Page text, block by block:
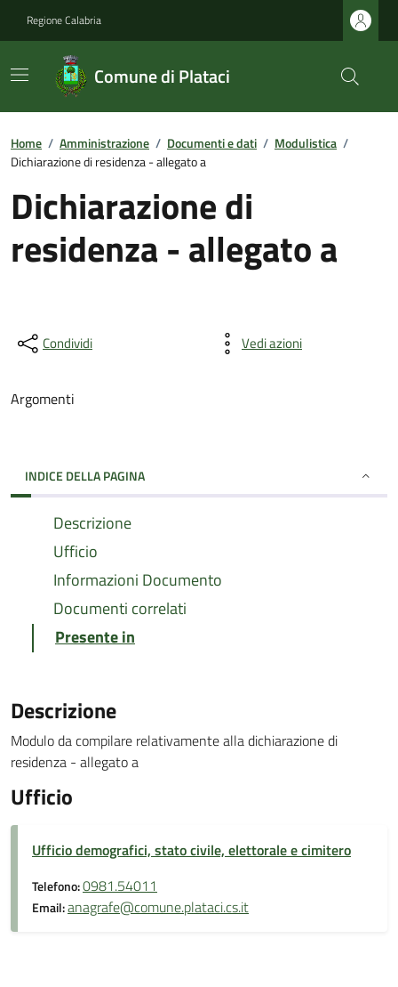
Regione Calabria
Comune di Plataci
Home / Amministrazione / Documenti e dati / Modulistica /
Dichiarazione di residenza - allegato a
Dichiarazione di
residenza - allegato a
Condividi Vedi azioni
Argomenti
INDICE DELLA PAGINA
Descrizione
Ufficio
Informazioni Documento
Documenti correlati
Presente in
Descrizione
Modulo da compilare relativamente alla dichiarazione di
residenza - allegato a
Ufficio
Ufficio demografici, stato civile, elettorale e cimitero
Telefono:0981.54011
Email:anagrafe@comune.plataci.cs.it